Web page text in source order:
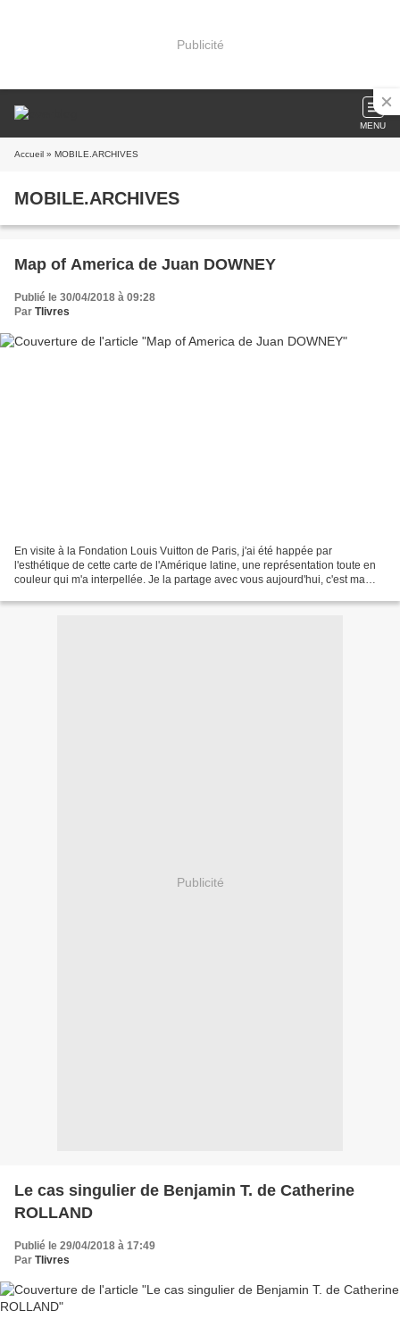
Publicité
MENU
Accueil » MOBILE.ARCHIVES
MOBILE.ARCHIVES
Map of America de Juan DOWNEY
Publié le 30/04/2018 à 09:28
Par Tlivres
En visite à la Fondation Louis Vuitton de Paris, j'ai été happée par
l'esthétique de cette carte de l'Amérique latine, une représentation toute en
couleur qui m'a interpellée. Je la partage avec vous aujourd'hui, c'est ma
Publicité
Le cas singulier de Benjamin T. de Catherine
ROLLAND
Publié le 29/04/2018 à 17:49
Par Tlivres